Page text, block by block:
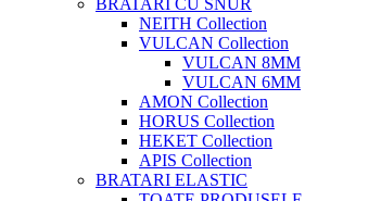
BRATARI CU SNUR
NEITH Collection
VULCAN Collection
VULCAN 8MM
VULCAN 6MM
AMON Collection
HORUS Collection
HEKET Collection
APIS Collection
BRATARI ELASTIC